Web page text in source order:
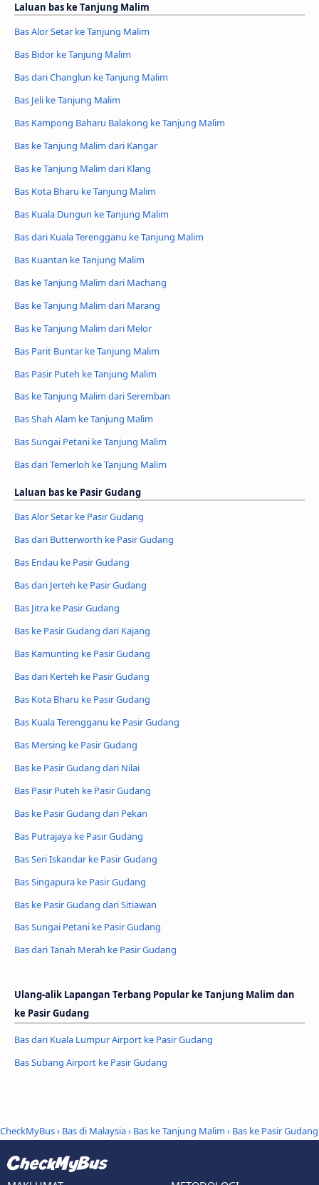
Laluan bas ke Tanjung Malim
Bas Alor Setar ke Tanjung Malim
Bas Bidor ke Tanjung Malim
Bas dari Changlun ke Tanjung Malim
Bas Jeli ke Tanjung Malim
Bas Kampong Baharu Balakong ke Tanjung Malim
Bas ke Tanjung Malim dari Kangar
Bas ke Tanjung Malim dari Klang
Bas Kota Bharu ke Tanjung Malim
Bas Kuala Dungun ke Tanjung Malim
Bas dari Kuala Terengganu ke Tanjung Malim
Bas Kuantan ke Tanjung Malim
Bas ke Tanjung Malim dari Machang
Bas ke Tanjung Malim dari Marang
Bas ke Tanjung Malim dari Melor
Bas Parit Buntar ke Tanjung Malim
Bas Pasir Puteh ke Tanjung Malim
Bas ke Tanjung Malim dari Seremban
Bas Shah Alam ke Tanjung Malim
Bas Sungai Petani ke Tanjung Malim
Bas dari Temerloh ke Tanjung Malim
Laluan bas ke Pasir Gudang
Bas Alor Setar ke Pasir Gudang
Bas dari Butterworth ke Pasir Gudang
Bas Endau ke Pasir Gudang
Bas dari Jerteh ke Pasir Gudang
Bas Jitra ke Pasir Gudang
Bas ke Pasir Gudang dari Kajang
Bas Kamunting ke Pasir Gudang
Bas dari Kerteh ke Pasir Gudang
Bas Kota Bharu ke Pasir Gudang
Bas Kuala Terengganu ke Pasir Gudang
Bas Mersing ke Pasir Gudang
Bas ke Pasir Gudang dari Nilai
Bas Pasir Puteh ke Pasir Gudang
Bas ke Pasir Gudang dari Pekan
Bas Putrajaya ke Pasir Gudang
Bas Seri Iskandar ke Pasir Gudang
Bas Singapura ke Pasir Gudang
Bas ke Pasir Gudang dari Sitiawan
Bas Sungai Petani ke Pasir Gudang
Bas dari Tanah Merah ke Pasir Gudang
Ulang-alik Lapangan Terbang Popular ke Tanjung Malim dan
ke Pasir Gudang
Bas dari Kuala Lumpur Airport ke Pasir Gudang
Bas Subang Airport ke Pasir Gudang
CheckMyBus› Bas di Malaysia› Bas ke Tanjung Malim › Bas ke Pasir Gudang